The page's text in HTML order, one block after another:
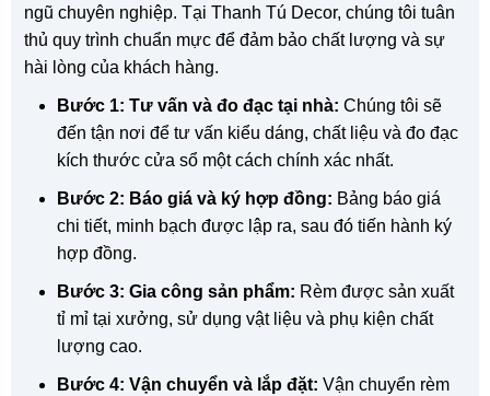
ngũ chuyên nghiệp. Tại Thanh Tú Decor, chúng tôi tuân
thủ quy trình chuẩn mực để đảm bảo chất lượng và sự
hài lòng của khách hàng.
Bước 1: Tư vấn và đo đạc tại nhà: Chúng tôi sẽ
đến tận nơi để tư vấn kiểu dáng, chất liệu và đo đạc
kích thước cửa sổ một cách chính xác nhất.
Bước 2: Báo giá và ký hợp đồng: Bảng báo giá
chi tiết, minh bạch được lập ra, sau đó tiến hành ký
hợp đồng.
Bước 3: Gia công sản phẩm: Rèm được sản xuất
tỉ mỉ tại xưởng, sử dụng vật liệu và phụ kiện chất
lượng cao.
Bước 4: Vận chuyển và lắp đặt: Vận chuyển rèm